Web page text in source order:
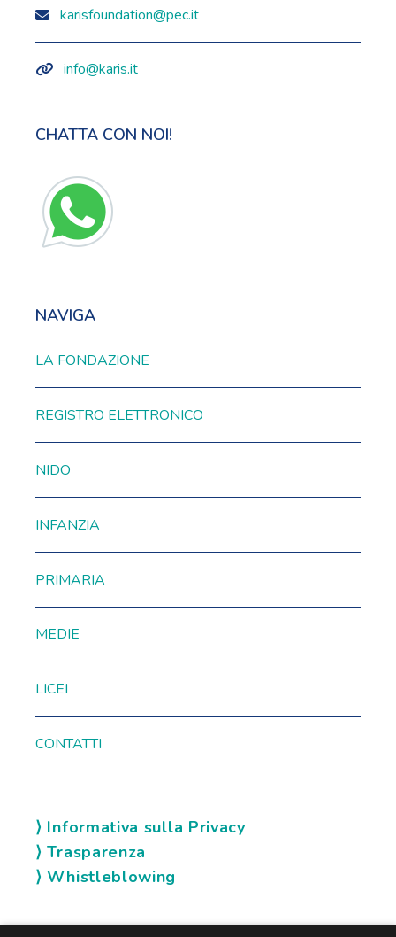
karisfoundation@pec.it
info@karis.it
CHATTA CON NOI!
NAVIGA
LA FONDAZIONE
REGISTRO ELETTRONICO
NIDO
INFANZIA
PRIMARIA
MEDIE
LICEI
CONTATTI
⟩ Informativa sulla Privacy
⟩ Trasparenza
⟩ Whistleblowing